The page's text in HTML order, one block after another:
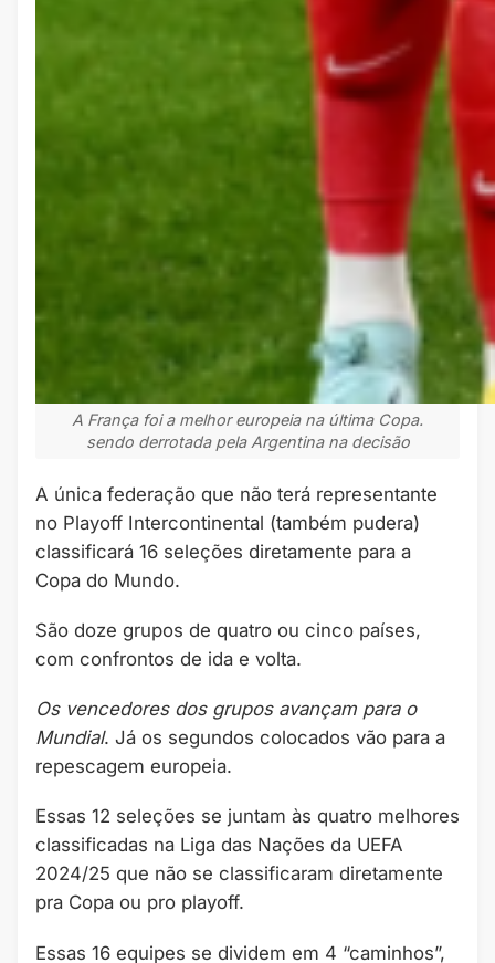
A França foi a melhor europeia na última Copa.
sendo derrotada pela Argentina na decisão
A única federação que não terá representante
no Playoff Intercontinental (também pudera)
classificará 16 seleções diretamente para a
Copa do Mundo.
São doze grupos de quatro ou cinco países,
com confrontos de ida e volta.
Os vencedores dos grupos avançam para o
Mundial. Já os segundos colocados vão para a
repescagem europeia.
Essas 12 seleções se juntam às quatro melhores
classificadas na Liga das Nações da UEFA
2024/25 que não se classificaram diretamente
pra Copa ou pro playoff.
Essas 16 equipes se dividem em 4 “caminhos”,